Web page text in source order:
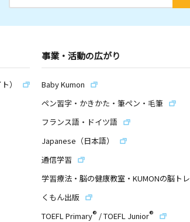
）
事業・活動の広がり
Baby Kumon
ペン習字・かきかた・筆ペン・毛筆
フランス語・ドイツ語
Japanese（日本語）
通信学習
学習療法・脳の健康教室・KUMONの脳トレ
くもん出版
TOEFL Primary® /TOEFL Junior®